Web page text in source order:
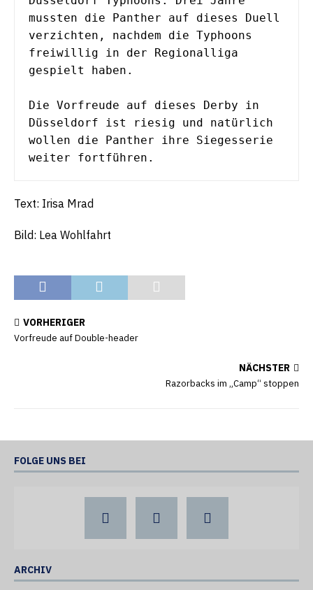
mussten die Panther auf dieses Duell
verzichten, nachdem die Typhoons
freiwillig in der Regionalliga
gespielt haben.
Die Vorfreude auf dieses Derby in
Düsseldorf ist riesig und natürlich
wollen die Panther ihre Siegesserie
weiter fortführen.
Text: Irisa Mrad
Bild: Lea Wohlfahrt
VORHERIGER
Vorfreude auf Double-header
NÄCHSTER
Razorbacks im „Camp“ stoppen
FOLGE UNS BEI
ARCHIV